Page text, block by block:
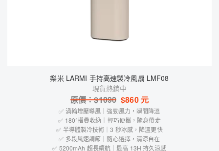
樂米 LARMI 手持高速製冷風扇 LMF08
現貨熱銷中
原價：$1090 $860元
✅ 渦輪增壓導風｜強勁風力，瞬間降溫
✅ 180°摺疊收納｜輕巧便攜，隨身帶走
✅ 半導體製冷技術｜3 秒冰感，降溫更快
✅ 多段風速調節｜隨心選擇，清涼自在
✅ 5200mAh 超長續航｜最高 13H 持久涼感